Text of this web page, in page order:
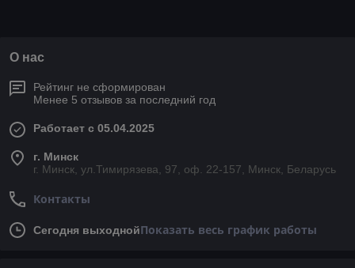
О нас
Рейтинг не сформирован
Менее 5 отзывов за последний год
Работает с 05.04.2025
г. Минск
г. Минск, ул.Тимирязева, 97, оф. 22-157, Минск, Беларусь
Контакты
Сегодня выходнойПоказать весь график работы